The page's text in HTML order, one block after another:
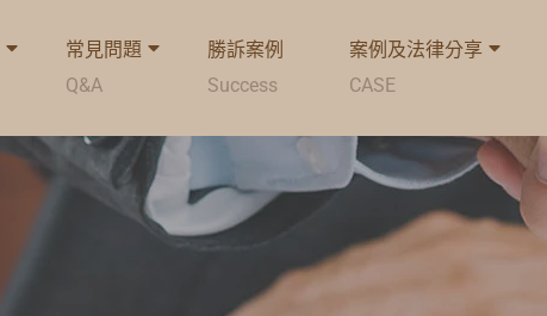
常見問題
Q&A
勝訴案例
Success
案例及法律分享
CASE